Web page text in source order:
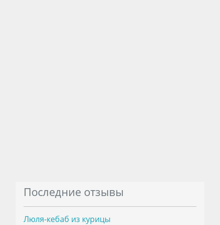
Последние отзывы
Люля-кебаб из курицы